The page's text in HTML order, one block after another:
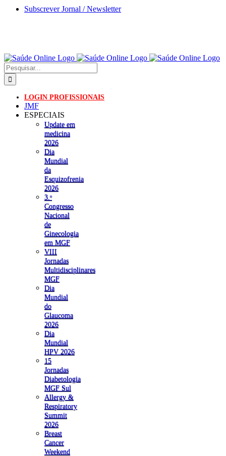
Skip
Subscrever Jornal / Newsletter
Pesquisar
LOGIN PROFISSIONAIS
JMF
ESPECIAIS
Update em
medicina
2026
Dia
Mundial
da
Esquizofrenia
2026
3.ᵒ
Congresso
Nacional
de
Ginecologia
em MGF
VIII
Jornadas
Multidisciplinares
MGF
Dia
Mundial
do
Glaucoma
2026
Dia
Mundial
HPV 2026
15
Jornadas
Diabetologia
MGF Sul
Allergy &
Respiratory
Summit
2026
Breast
Cancer
Weekend